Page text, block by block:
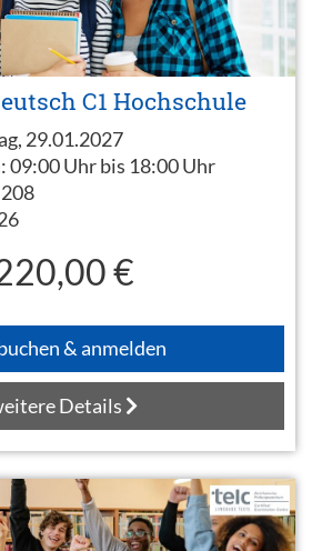
C1 Hochschule
29.01.2027
09:00 Uhr bis 18:00 Uhr
€
& anmelden
Details